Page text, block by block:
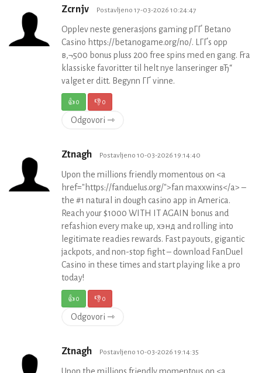
Zcrnjv Postavljeno 17-03-2026 10:24:47
Opplev neste generasjons gaming pГҐ Betano
Casino https://betanogame.org/no/. LГҐs opp
в‚¬500 bonus pluss 200 free spins med en gang. Fra
klassiske favoritter til helt nye lanseringer вЂ“
valget er ditt. Begynn ГҐ vinne.
👍0 👎0
Odgovori ⇾
Ztnagh Postavljeno 10-03-2026 19:14:40
Upon the millions friendly momentous on <a
href="https://fanduelus.org/">fan maxxwins</a> –
the #1 natural in dough casino app in America.
Reach your $1000 WITH IT AGAIN bonus and
refashion every make up, хэнд and rolling into
legitimate readies rewards. Fast payouts, gigantic
jackpots, and non-stop fight – download FanDuel
Casino in these times and start playing like a pro
today!
👍0 👎0
Odgovori ⇾
Ztnagh Postavljeno 10-03-2026 19:14:35